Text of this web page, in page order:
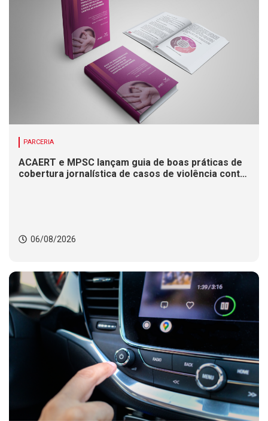
PARCERIA
ACAERT e MPSC lançam guia de boas práticas de
cobertura jornalística de casos de violência contra
06/08/2026